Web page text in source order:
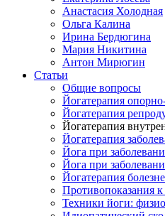
Анастасия Холодная
Ольга Калина
Ирина Бердюгина
Мария Никитина
Антон Мирюгин
Статьи
Общие вопросы
Йогатерапия
Йогатерапия
Йогатерапия
Йогатерапия
Йога при
Йога при
Йогатерапия
Противопоказания
Техники йоги: